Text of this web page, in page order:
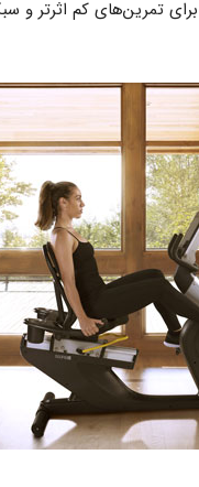
تمرین‌های کم اثرتر و